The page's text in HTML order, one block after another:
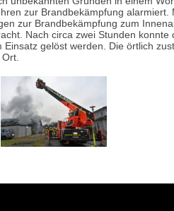
zur Brandbekämpfung alarmiert.
zur Brandbekämpfung zum
Nach circa zwei Stunden konnte
Einsatz gelöst werden. Die örtlich